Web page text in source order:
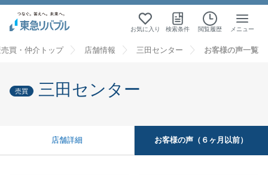
お気に入り 検索条件 閲覧履歴 メニュー
買・仲介トップ 店舗情報 三田センター お客様の声一覧
売買 三田センター
店舗詳細 お客様の声（６ヶ月以前）